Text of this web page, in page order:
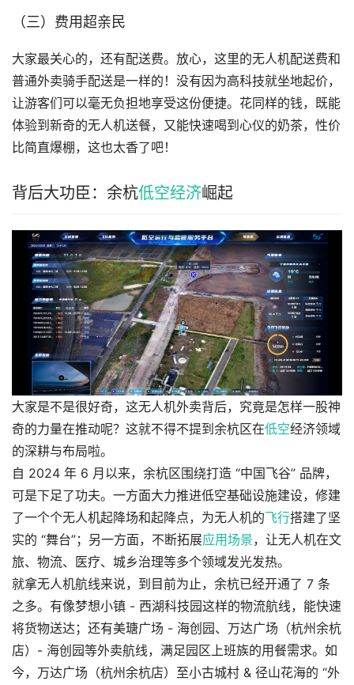
（三）费用超亲民
大家最关心的，还有配送费。放心，这里的无人机配送费和
普通外卖骑手配送是一样的！没有因为高科技就坐地起价，
让游客们可以毫无负担地享受这份便捷。花同样的钱，既能
体验到新奇的无人机送餐，又能快速喝到心仪的奶茶，性价
比简直爆棚，这也太香了吧！
背后大功臣：余杭低空经济崛起
大家是不是很好奇，这无人机外卖背后，究竟是怎样一股神
奇的力量在推动呢？这就不得不提到余杭区在低空经济领域
的深耕与布局啦。
自 2024 年 6 月以来，余杭区围绕打造 “中国飞谷” 品牌，
可是下足了功夫。一方面大力推进低空基础设施建设，修建
了一个个无人机起降场和起降点，为无人机的飞行搭建了坚
实的 “舞台”；另一方面，不断拓展应用场景，让无人机在文
旅、物流、医疗、城乡治理等多个领域发光发热。
就拿无人机航线来说，到目前为止，余杭已经开通了 7 条
之多。有像梦想小镇 - 西湖科技园这样的物流航线，能快速
将货物送达；还有美瑭广场 - 海创园、万达广场（杭州余杭
店）- 海创园等外卖航线，满足园区上班族的用餐需求。如
今，万达广场（杭州余杭店）至小古城村 & 径山花海的 “外